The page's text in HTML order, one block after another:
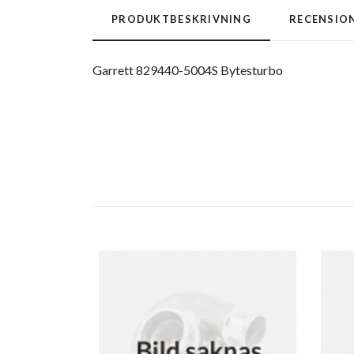
PRODUKTBESKRIVNING
Garrett 829440-5004S Bytesturbo